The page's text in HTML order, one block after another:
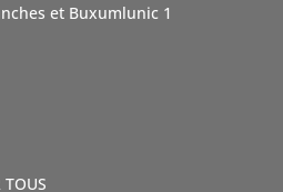
Suisse
TOIT POUR TOUS
à travers cette initiative
et Buxumlunic 1